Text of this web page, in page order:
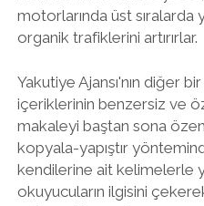
motorlarında üst sıralarda
organik trafiklerini artırırlar.
Yakutiye Ajansı'nın diğer
içeriklerinin benzersiz ve
makaleyi baştan sona
kopyala-yapıştır
kendilerine ait kelimelerle
okuyucuların ilgisini